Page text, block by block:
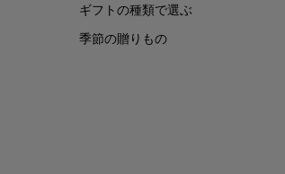
ギフトの種類で選ぶ
季節の贈りもの